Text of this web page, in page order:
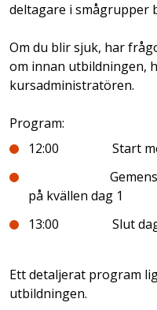
deltagare i smågrupper
Om du blir sjuk, har
om innan utbildningen,
kursadministratören.
Program:
12:00 Start med
Gemensam
på kvällen dag 1
13:00 Slut dag
Ett detaljerat program
utbildningen.